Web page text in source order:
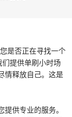
是否正在寻找一个
提供单刷小时场
情释放自己。这是
供专业的服务。